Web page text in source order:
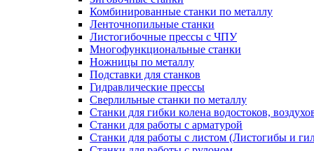
Комбинированные станки по металлу
Ленточнопильные станки
Листогибочные прессы с ЧПУ
Многофункциональные станки
Ножницы по металлу
Подставки для станков
Гидравлические прессы
Сверлильные станки по металлу
Станки для гибки колена водостоков,
Станки для работы с арматурой
Станки для работы с листом (Листогибы и